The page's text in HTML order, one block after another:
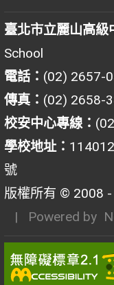
臺北市立麗山高級
School
電話： (02) 2657-
傳真： (02) 2658-
校安中心專線：
學校地址：
號
版權所有 © 2008
| Powered by